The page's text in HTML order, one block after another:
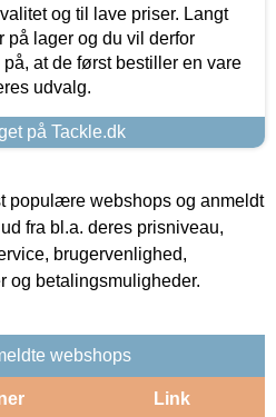
og til lave priser. Langt
på lager og du vil derfor
at de først bestiller en vare
udvalg.
på Tackle.dk
populære webshops og anmeldt
fra bl.a. deres prisniveau,
brugervenlighed,
og betalingsmuligheder.
webshops
Link